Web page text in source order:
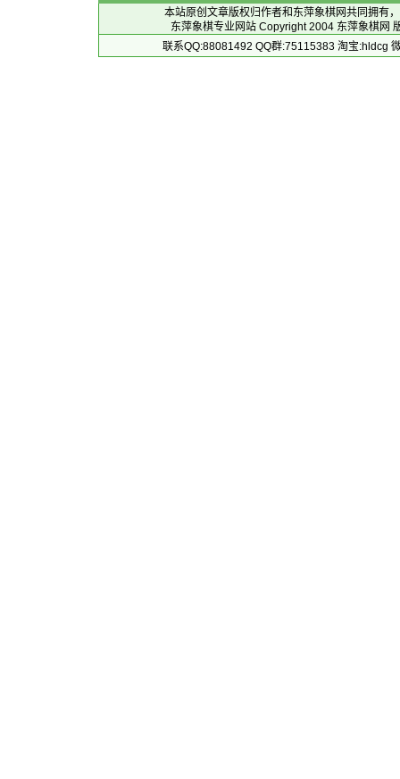
本站原创文章版权归作者和 东萍象棋网共同拥有
东萍象棋专业网站 Copyright 2004 东萍象棋网
联系QQ:88081492 QQ群:75115383 淘宝:hldcg